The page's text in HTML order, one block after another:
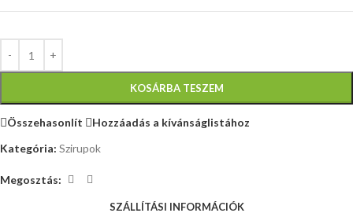
KOSÁRBA TESZEM
Összehasonlít
Hozzáadás a kívánságlistához
Kategória: Szirupok
Megosztás:
SZÁLLÍTÁSI INFORMÁCIÓK